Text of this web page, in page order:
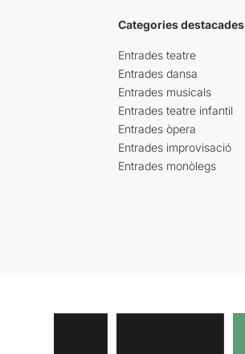
Categories destacades
Entrades teatre
Entrades dansa
Entrades musicals
Entrades teatre infantil
Entrades òpera
Entrades improvisació
Entrades monòlegs